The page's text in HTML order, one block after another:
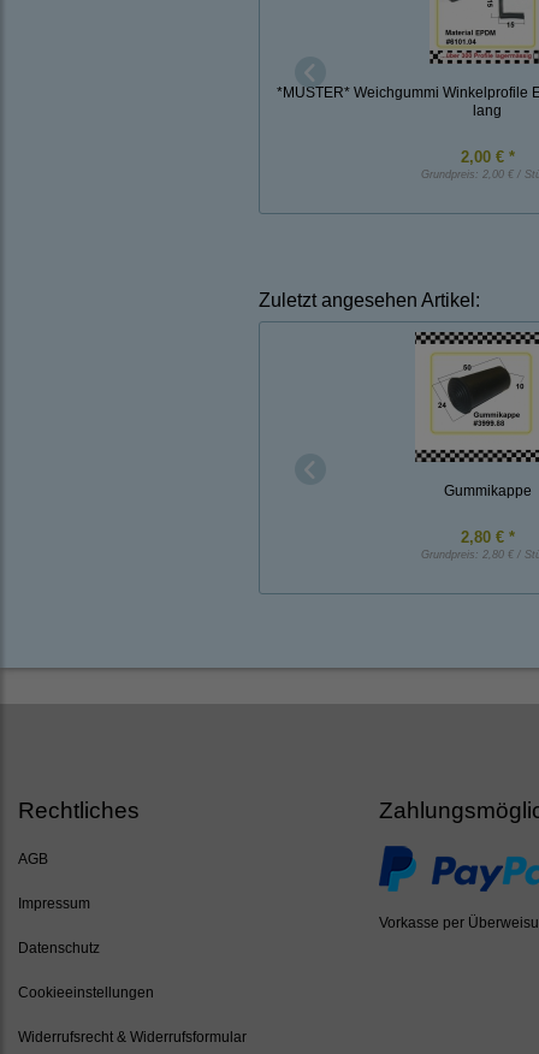
*MUSTER* Weichgummi Winkelprofile
lang
2,00 € *
Grundpreis: 2,00 € /
Zuletzt angesehen Artikel:
Gummikappe
2,80 € *
Grundpreis: 2,80 € /
Rechtliches
AGB
Impressum
Datenschutz
Cookieeinstellungen
Widerrufsrecht & Widerrufsformular
Vorkasse per